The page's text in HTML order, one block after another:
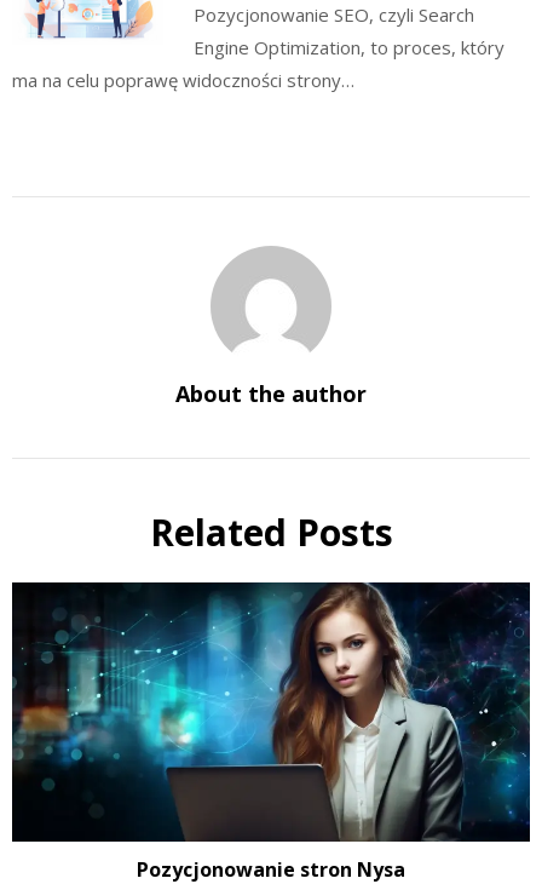
Pozycjonowanie SEO, czyli Search
Engine Optimization, to proces, który
ma na celu poprawę widoczności strony…
About the author
Related Posts
Pozycjonowanie stron Nysa